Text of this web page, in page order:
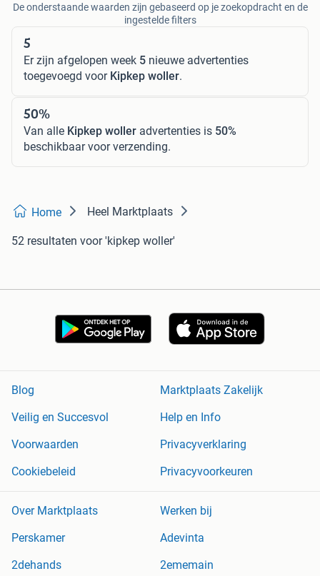
De onderstaande waarden zijn gebaseerd op je zoekopdracht en de
ingestelde filters
5
Er zijn afgelopen week 5 nieuwe advertenties
toegevoegd voor Kipkep woller.
50%
Van alle Kipkep woller advertenties is 50%
beschikbaar voor verzending.
Home Heel Marktplaats
52 resultaten voor 'kipkep woller'
Blog
Marktplaats Zakelijk
Veilig en Succesvol
Help en Info
Voorwaarden
Privacyverklaring
Cookiebeleid
Privacyvoorkeuren
Over Marktplaats
Werken bij
Perskamer
Adevinta
2dehands
2ememain